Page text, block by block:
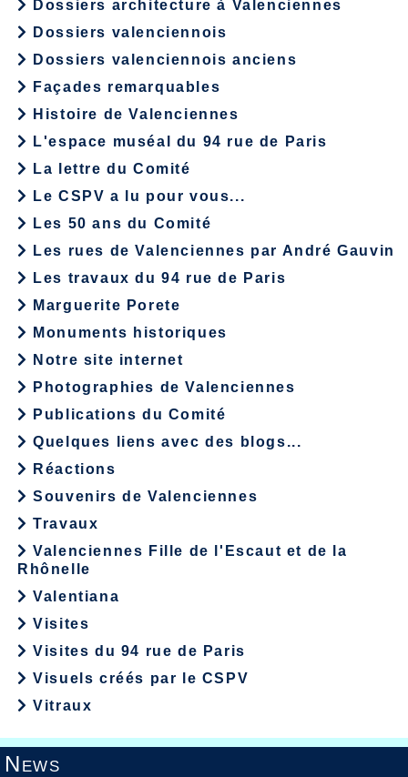
Dossiers architecture à Valenciennes
Dossiers valenciennois
Dossiers valenciennois anciens
Façades remarquables
Histoire de Valenciennes
L'espace muséal du 94 rue de Paris
La lettre du Comité
Le CSPV a lu pour vous...
Les 50 ans du Comité
Les rues de Valenciennes par André Gauvin
Les travaux du 94 rue de Paris
Marguerite Porete
Monuments historiques
Notre site internet
Photographies de Valenciennes
Publications du Comité
Quelques liens avec des blogs...
Réactions
Souvenirs de Valenciennes
Travaux
Valenciennes Fille de l'Escaut et de la
Rhônelle
Valentiana
Visites
Visites du 94 rue de Paris
Visuels créés par le CSPV
Vitraux
News